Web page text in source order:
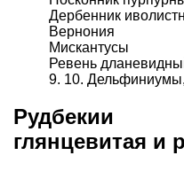
Дербенник
Вернония
Мискантусы
Ревень
9. 10. Дельфиниумы,
Рудбекии
глянцевитая и